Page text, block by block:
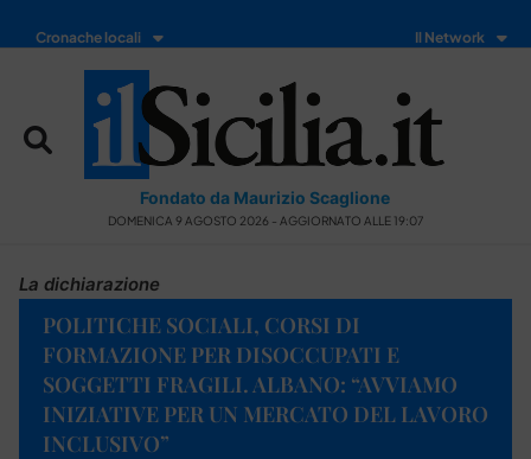
Cronache locali Il Network
Fondato da Maurizio Scaglione
DOMENICA 9 AGOSTO 2026 - AGGIORNATO ALLE 19:07
La dichiarazione
POLITICHE SOCIALI, CORSI DI
FORMAZIONE PER DISOCCUPATI E
SOGGETTI FRAGILI. ALBANO: “AVVIAMO
INIZIATIVE PER UN MERCATO DEL LAVORO
INCLUSIVO”